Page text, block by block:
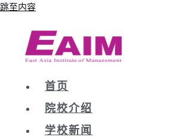
跳至内容
首页
院校介绍
学校新闻